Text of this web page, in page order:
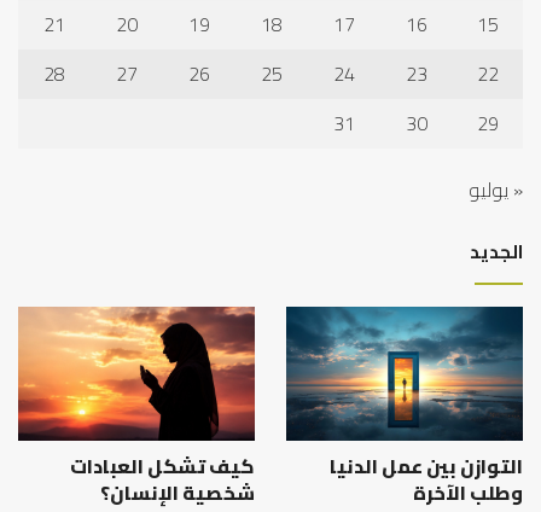
15
16
17
18
19
20
21
22
23
24
25
26
27
28
29
30
31
« يوليو
الجديد
التوازن بين عمل الدنيا
وطلب الآخرة
كيف تشكل العبادات
شخصية الإنسان؟